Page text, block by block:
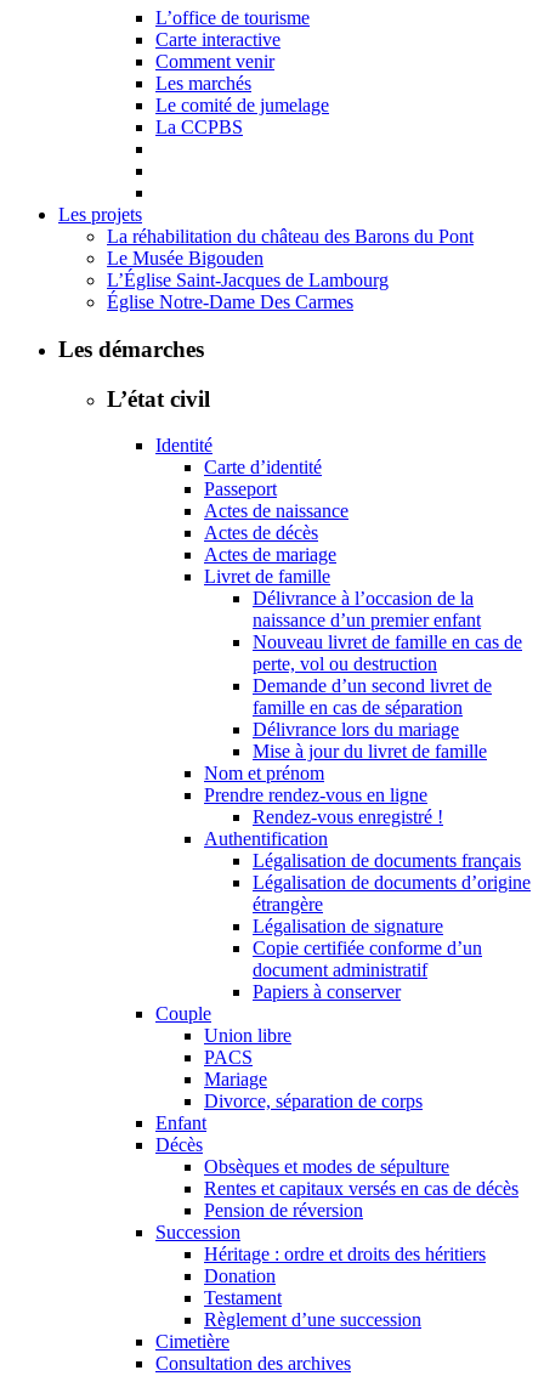
L’office de tourisme
Carte interactive
Comment venir
Les marchés
Le comité de jumelage
La CCPBS
Les projets
La réhabilitation du château des Barons du Pont
Le Musée Bigouden
L’Église Saint-Jacques de Lambourg
Église Notre-Dame Des Carmes
Les démarches
L’état civil
Identité
Carte d’identité
Passeport
Actes de naissance
Actes de décès
Actes de mariage
Livret de famille
Délivrance à l’occasion de la
naissance d’un premier enfant
Nouveau livret de famille en cas de
perte, vol ou destruction
Demande d’un second livret de
famille en cas de séparation
Délivrance lors du mariage
Mise à jour du livret de famille
Nom et prénom
Prendre rendez-vous en ligne
Rendez-vous enregistré !
Authentification
Légalisation de documents français
Légalisation de documents d’origine
étrangère
Légalisation de signature
Copie certifiée conforme d’un
document administratif
Papiers à conserver
Couple
Union libre
PACS
Mariage
Divorce, séparation de corps
Enfant
Décès
Obsèques et modes de sépulture
Rentes et capitaux versés en cas de décès
Pension de réversion
Succession
Héritage : ordre et droits des héritiers
Donation
Testament
Règlement d’une succession
Cimetière
Consultation des archives